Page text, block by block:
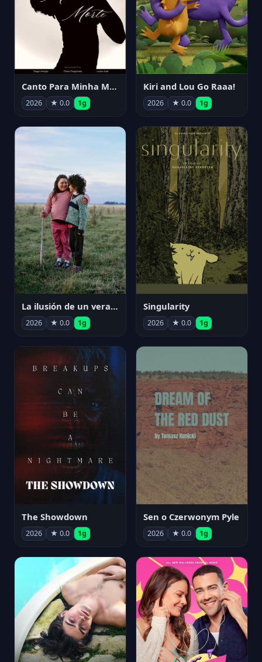
Canto Para Minha Morte
2026 ★ 0.0 1g
Kiri and Lou Go Raaa!
2026 ★ 0.0 1g
La ilusión de un verano sin fin
2026 ★ 0.0 1g
Singularity
2026 ★ 0.0 1g
The Showdown
2026 ★ 0.0 1g
Sen o Czerwonym Pyle
2026 ★ 0.0 1g